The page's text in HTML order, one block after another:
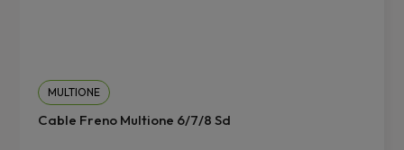
MULTIONE
Cable Freno Multione 6/7/8 Sd